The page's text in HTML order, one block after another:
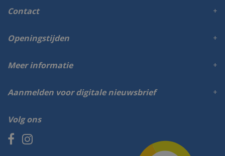
Contact
Volg ons
Openingstijden
Meer informatie
Aanmelden voor digitale nieuwsbrief